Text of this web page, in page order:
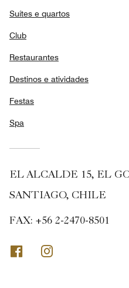
Suítes e quartos
Club
Restaurantes
Destinos e atividades
Festas
Spa
EL ALCALDE 15, EL
SANTIAGO, CHILE
FAX: +56 2-2470-8501
Facebook